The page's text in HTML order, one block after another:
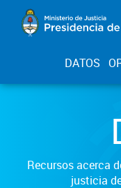
DATOS
Recursos acerca
justicia